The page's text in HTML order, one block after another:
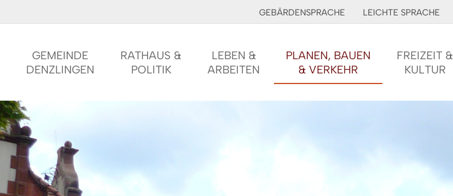
GEBÄRDENSPRACHE LEICHTE SPRACHE
GEMEINDE
DENZLINGEN
RATHAUS &
POLITIK
LEBEN &
ARBEITEN
PLANEN, BAUEN
& VERKEHR
FREIZEIT &
KULTUR